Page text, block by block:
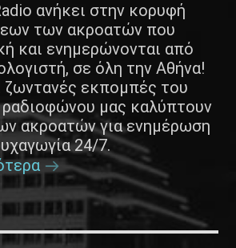
ανήκει στην κορυφή
των ακροατών που
και ενημερώνονται από
σε όλη την Αθήνα!
ζωντανές εκπομπές του
ραδιοφώνου μας καλύπτουν
ακροατών για ενημέρωση
24/7.